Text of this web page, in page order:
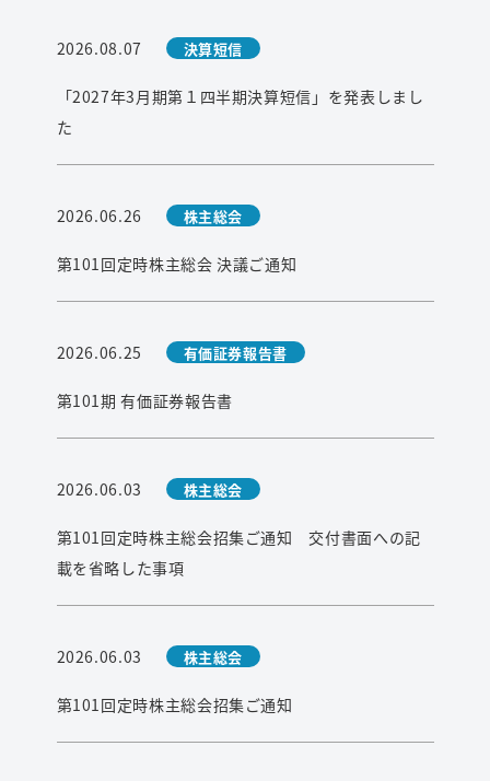
2026.08.07 決算短信
「2027年3月期第１四半期決算短信」を発表しまし
た
2026.06.26 株主総会
第101回定時株主総会 決議ご通知
2026.06.25 有価証券報告書
第101期 有価証券報告書
2026.06.03 株主総会
第101回定時株主総会招集ご通知 交付書面への記
載を省略した事項
2026.06.03 株主総会
第101回定時株主総会招集ご通知